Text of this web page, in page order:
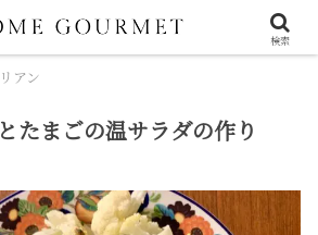
アン
たまごの温サラダの作り
検索